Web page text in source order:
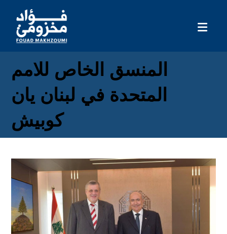
المنسق الخاص للامم
المتحدة في لبنان يان
كوبيش